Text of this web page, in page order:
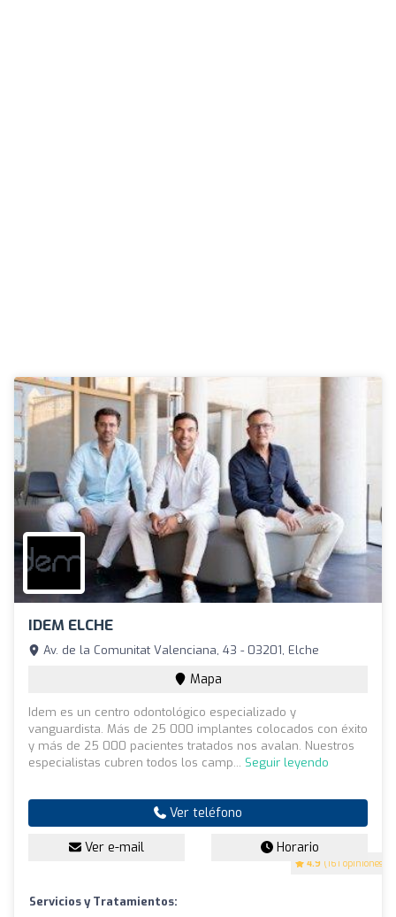
IDEM ELCHE
4.9 (161 opiniones)
Av. de la Comunitat Valenciana, 43 - 03201, Elche
Mapa
Idem es un centro odontológico especializado y
vanguardista. Más de 25 000 implantes colocados con éxito
y más de 25 000 pacientes tratados nos avalan. Nuestros
especialistas cubren todos los camp... Seguir leyendo
Ver teléfono
Ver e-mail Horario
Servicios y Tratamientos: